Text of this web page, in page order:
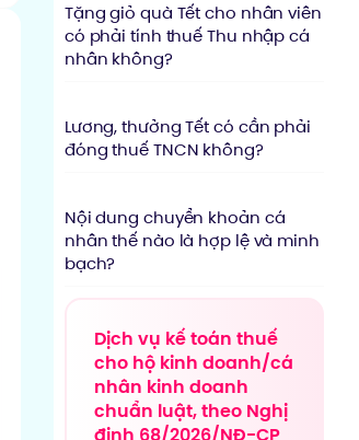
Tặng giỏ quà Tết cho nhân viên
có phải tính thuế Thu nhập cá
nhân không?
Lương, thưởng Tết có cần phải
đóng thuế TNCN không?
Nội dung chuyển khoản cá
nhân thế nào là hợp lệ và minh
bạch?
Dịch vụ kế toán thuế
cho hộ kinh doanh/cá
nhân kinh doanh
chuẩn luật, theo Nghị